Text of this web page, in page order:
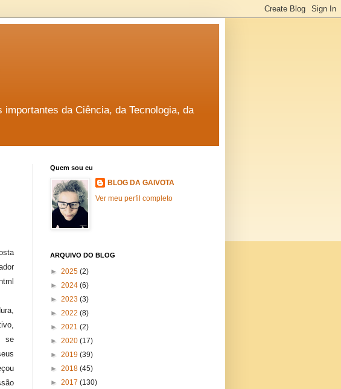
da Ciência, da Tecnologia, da
se
Quem sou eu
BLOG DA GAIVOTA
Ver meu perfil completo
ARQUIVO DO BLOG
► 2025 (2)
► 2024 (6)
► 2023 (3)
► 2022 (8)
► 2021 (2)
► 2020 (17)
► 2019 (39)
► 2018 (45)
► 2017 (130)